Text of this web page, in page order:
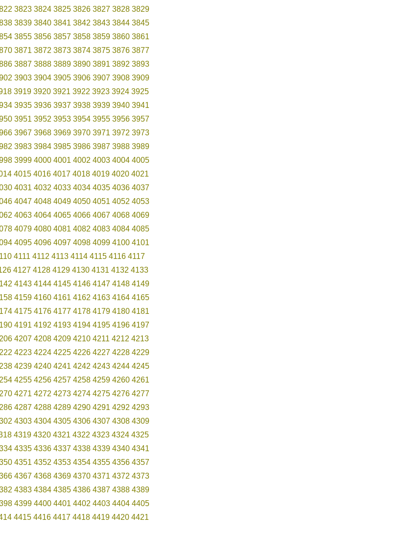
3823 3824 3825 3826 3827 3828 3829
3839 3840 3841 3842 3843 3844 3845
3855 3856 3857 3858 3859 3860 3861
3871 3872 3873 3874 3875 3876 3877
3887 3888 3889 3890 3891 3892 3893
3903 3904 3905 3906 3907 3908 3909
3919 3920 3921 3922 3923 3924 3925
3935 3936 3937 3938 3939 3940 3941
3951 3952 3953 3954 3955 3956 3957
3967 3968 3969 3970 3971 3972 3973
3983 3984 3985 3986 3987 3988 3989
3999 4000 4001 4002 4003 4004 4005
4015 4016 4017 4018 4019 4020 4021
4031 4032 4033 4034 4035 4036 4037
4047 4048 4049 4050 4051 4052 4053
4063 4064 4065 4066 4067 4068 4069
4079 4080 4081 4082 4083 4084 4085
4095 4096 4097 4098 4099 4100 4101
4111 4112 4113 4114 4115 4116 4117
4127 4128 4129 4130 4131 4132 4133
4143 4144 4145 4146 4147 4148 4149
4159 4160 4161 4162 4163 4164 4165
4175 4176 4177 4178 4179 4180 4181
4191 4192 4193 4194 4195 4196 4197
4207 4208 4209 4210 4211 4212 4213
4223 4224 4225 4226 4227 4228 4229
4239 4240 4241 4242 4243 4244 4245
4255 4256 4257 4258 4259 4260 4261
4271 4272 4273 4274 4275 4276 4277
4287 4288 4289 4290 4291 4292 4293
4303 4304 4305 4306 4307 4308 4309
4319 4320 4321 4322 4323 4324 4325
4335 4336 4337 4338 4339 4340 4341
4351 4352 4353 4354 4355 4356 4357
4367 4368 4369 4370 4371 4372 4373
4383 4384 4385 4386 4387 4388 4389
4399 4400 4401 4402 4403 4404 4405
4415 4416 4417 4418 4419 4420 4421